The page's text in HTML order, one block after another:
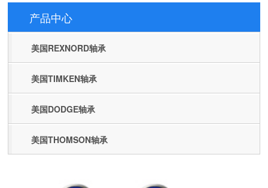
产品中心
Products
美国REXNORD轴承
美国TIMKEN轴承
美国DODGE轴承
美国THOMSON轴承